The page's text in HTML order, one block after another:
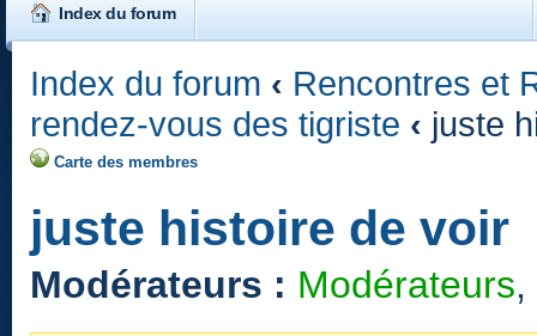
Index du forum
Index du forum ‹ Rencontres et
rendez-vous des tigriste ‹ juste
Carte des membres
juste histoire de voir
Modérateurs : Modérateurs,